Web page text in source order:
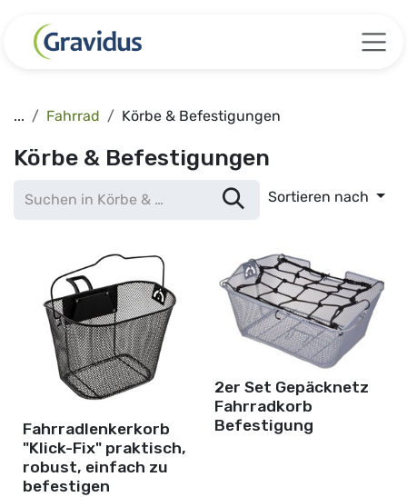
... Fahrrad Körbe & Befestigungen
Körbe & Befestigungen
Sortieren nach
Fahrradlenkerkorb
"Klick-Fix" praktisch,
robust, einfach zu
befestigen
2er Set Gepäcknetz
Fahrradkorb
Befestigung